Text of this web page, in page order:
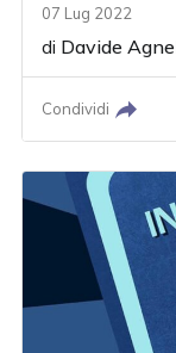
07 Lug 2022
di Davide
Condividi